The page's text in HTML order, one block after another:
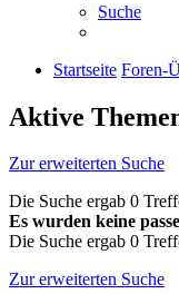
Suche
Startseite Foren-
Aktive
Zur erweiterten Suche
Die Suche ergab 0
Es wurden keine
Die Suche ergab 0
Zur erweiterten Suche